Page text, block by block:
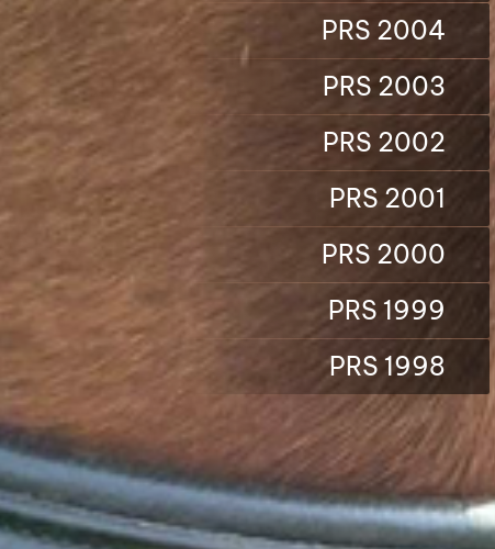
PRS 2004
PRS 2003
PRS 2002
PRS 2001
PRS 2000
PRS 1999
PRS 1998